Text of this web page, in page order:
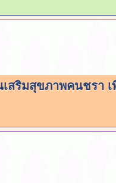
สริมสุขภาพคนชรา